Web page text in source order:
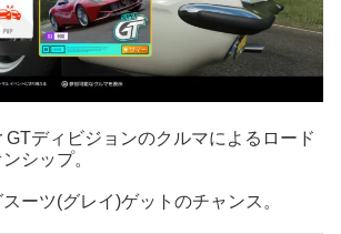
GTディビジョンのクルマによるロード
シップ。
ーツ(グレイ)ゲットのチャンス。